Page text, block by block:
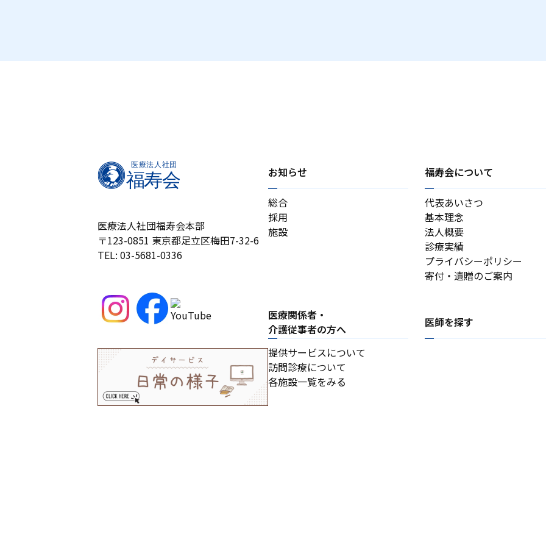
医療法人社団福寿会本部
〒123-0851 東京都足立区梅田7-32-6
TEL: 03-5681-0336
お知らせ
総合
採用
施設
福寿会について
代表あいさつ
基本理念
法人概要
診療実績
プライバシーポリシー
寄付・遺贈のご案内
医療関係者・
介護従事者の方へ
提供サービスについて
訪問診療について
各施設一覧をみる
医師を探す